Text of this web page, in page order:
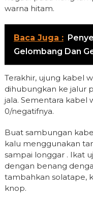
warna hitam.
Baca Juga :
Gelombang Dan
Terakhir, ujung kabel
dihubungkan ke jalur
jala. Sementara kabel
0/negatifnya.
Buat sambungan
kalu menggunakan
sampai longgar . Ikat
dengan benang
tambahkan solatape,
knop.